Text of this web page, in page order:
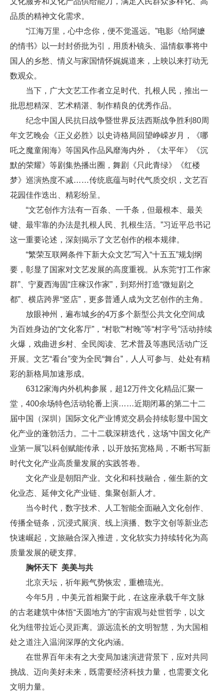
品质的精神文化需求。
“江海万里，心中念你，便不觉遥远。”电影《给阿嬷
的情书》以一封封侨批为引，用质朴镜头、温情叙事将中
国人的乡愁、情义与家国情怀娓娓道来，上映以来打动无
数观众。
当下，广大文艺工作者立足时代、扎根人民，推出一
批思想精深、艺术精湛、制作精良的优秀作品。
纪念中国人民抗日战争暨世界反法西斯战争胜利80周
年文艺晚会《正义必胜》以史诗格局回望峥嵘岁月，《哪
吒之魔童闹海》等国风作品风靡海内外，《太平年》《沉
默的荣耀》等剧集热播出圈，舞剧《只此青绿》《红楼
梦》巡演热度不减……传统底蕴与时代气质交织，文艺百
花园佳作迭出、精彩纷呈。
“文艺创作方法有一百条、一千条，但最根本、最关
键、最牢靠的办法是扎根人民、扎根生活。”习近平总书记
这一重要论述，深刻揭示了文艺创作的根本规律。
“繁荣互联网条件下新大众文艺”写入“十五五”规划纲
要，彰显了国家对文艺发展的高度重视。从东莞“打工作家
群”、宁夏西海固“庄稼汉作家”，到郑州打造“微短剧之
都”、横店跨界“竖店”，更多普通人成为文艺创作的主角。
放眼神州，遍布城乡的4万多个新型公共文化空间成
为百姓身边的“文化客厅”，“村歌”“村晚”等“村字号”活动持续
火爆，戏曲进乡村、全民阅读、艺术普及等惠民活动广泛
开展。文艺“看台”变为全民“舞台”，人人可参与、处处有精
彩的新格局加速形成。
6312家海内外机构参展，超12万件文化精品汇聚一
堂，400余场特色活动轮番上演……近期闭幕的第二十二
届中国（深圳）国际文化产业博览交易会持续彰显中国文
化产业的蓬勃活力。二十二载深耕迭代，这场“中国文化产
业第一展”以科创赋能传承，以开放拓宽格局，不断书写新
时代文化产业高质量发展的实践答卷。
文化产业是朝阳产业。文化和科技融合，催生新的文
化业态、延伸文化产业链、集聚创新人才。
当今时代，数字技术、人工智能全面融入文化创作、
传播全链条，沉浸式展演、线上演播、数字文创等新业态
快速崛起，文旅融合深入推进，文化软实力持续转化为高
质量发展的硬支撑。
胸怀天下 美美与共
北京天坛，祈年殿气势恢宏，重檐琉光。
今年5月，中美元首相聚于此，在这座承载千年文脉
的古老建筑中体悟“天圆地方”的宇宙观与处世哲学，以文
化为纽带拉近心灵距离。源远流长的文明智慧，为大国相
处之道注入温润深厚的文化内涵。
在世界百年未有之大变局加速演进背景下，应对共同
挑战、迈向美好未来，既需要经济科技力量，也需要文化
文明力量。